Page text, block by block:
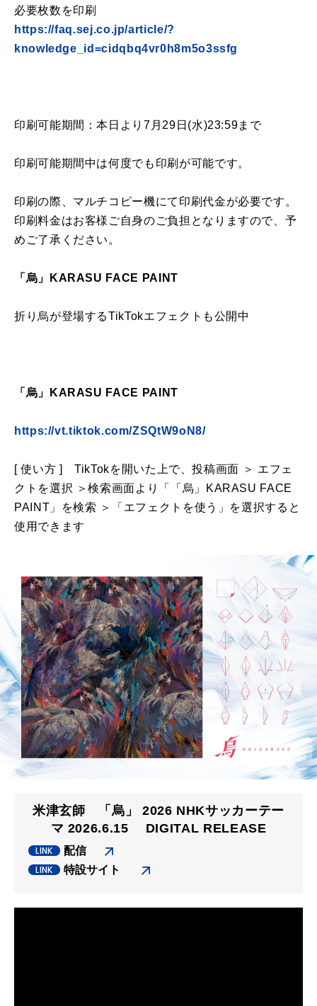
必要枚数を印刷
https://faq.sej.co.jp/article/?
knowledge_id=cidqbq4vr0h8m5o3ssfg
印刷可能期間：本日より7 月 29 日 (水)23:59まで
印刷可能期間中は何度でも印刷が可能です。
印刷の際、マルチコピー機にて印刷代金が必要です。
印刷料金はお客様ご自身のご負担となりますので、予
めご了承ください。
「烏」 KARASU FACE PAINT
折り烏が登場するTikTokエフェクトも公開中
「烏」 KARASU FACE PAINT
https://vt.tiktok.com/ZSQtW9oN8/
[ 使い方 ] TikTokを開いた上で、投稿画面 ＞ エフェ
クトを選択 ＞検索画面より「「烏」
KARASU FACE
PAINT 」を検索 ＞「エフェクトを使う」を選択すると
使用できます
米津玄師 「烏」 2026 NHKサッカーテー
マ 2026.6.15 DIGITAL RELEASE
配信
特設サイト